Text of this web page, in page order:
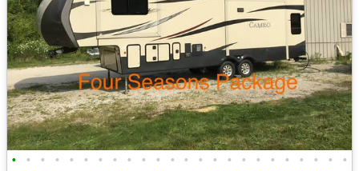
• • • • • • • • • • • • • • • • • • • • • • • •